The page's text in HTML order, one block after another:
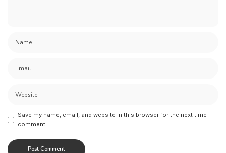
Save my name, email, and website in this browser for the next time I
comment.